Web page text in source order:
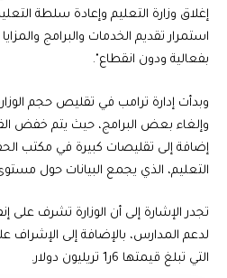
إغلاق وزارة التعليم وإعادة سلطة
استمرار تقديم الخدمات والبرامج
بفعالية ودون انقطاع".
وبدأت إدارة ترامب في تقليص حجم
وإلغاء بعض البرامج، حيث يتم خفض
إضافة إلى تقليصات كبيرة في مكتب
التعليم، الذي يجمع البيانات حول
تجدر الإشارة إلى أن الوزارة تشرف على
لدعم المدارس، بالإضافة إلى الإشراف
التي تبلغ قيمتها 6ر1 تريليون دولار.